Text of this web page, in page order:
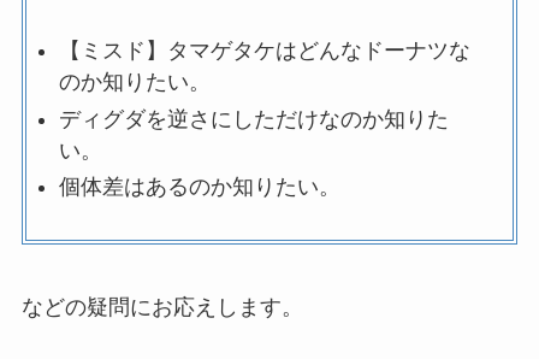
【ミスド】タマゲタケはどんなドーナツな
のか知りたい。
ディグダを逆さにしただけなのか知りた
い。
個体差はあるのか知りたい。
などの疑問にお応えします。